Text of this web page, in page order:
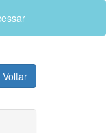
Voltar